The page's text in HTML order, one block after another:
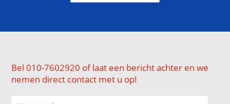
Bel 010-7602920 of laat een bericht achter en we
nemen direct contact met u op!